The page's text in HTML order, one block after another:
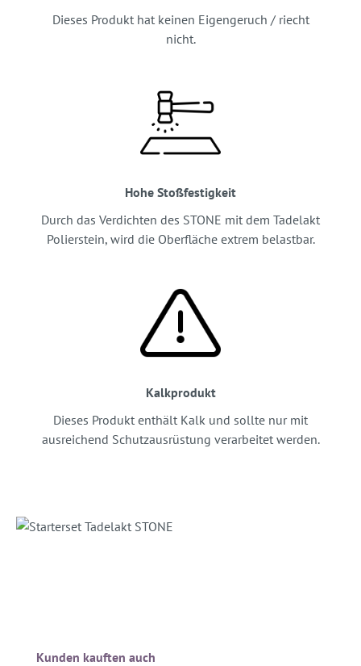
Dieses Produkt hat keinen Eigengeruch / riecht
nicht.
Hohe Stoßfestigkeit
Durch das Verdichten des STONE mit dem Tadelakt
Polierstein, wird die Oberfläche extrem belastbar.
Kalkprodukt
Dieses Produkt enthält Kalk und sollte nur mit
ausreichend Schutzausrüstung verarbeitet werden.
Produktgalerie überspringen
Kunden kauften auch